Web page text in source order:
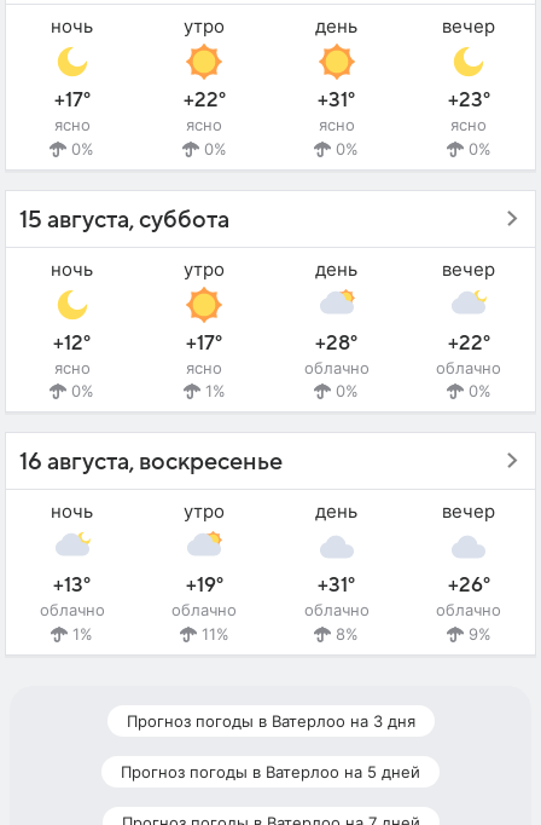
ночь
+17°
ясно
0%
утро
+22°
ясно
0%
день
+31°
ясно
0%
вечер
+23°
ясно
0%
15 августа, суббота
ночь
+12°
ясно
0%
утро
+17°
ясно
1%
день
+28°
облачно
0%
вечер
+22°
облачно
0%
16 августа, воскресенье
ночь
+13°
облачно
1%
утро
+19°
облачно
11%
день
+31°
облачно
8%
вечер
+26°
облачно
9%
Прогноз погоды в Ватерлоо на 3 дня
Прогноз погоды в Ватерлоо на 5 дней